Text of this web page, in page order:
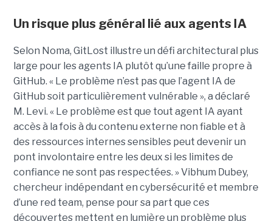
Un risque plus général lié aux agents IA
Selon Noma, GitLost illustre un défi architectural plus
large pour les agents IA plutôt qu’une faille propre à
GitHub. « Le problème n’est pas que l’agent IA de
GitHub soit particulièrement vulnérable », a déclaré
M. Levi. « Le problème est que tout agent IA ayant
accès à la fois à du contenu externe non fiable et à
des ressources internes sensibles peut devenir un
pont involontaire entre les deux si les limites de
confiance ne sont pas respectées. » Vibhum Dubey,
chercheur indépendant en cybersécurité et membre
d’une red team, pense pour sa part que ces
découvertes mettent en lumière un problème plus